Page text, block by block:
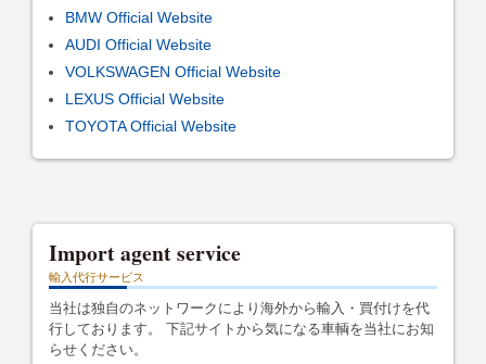
BMW Official Website
AUDI Official Website
VOLKSWAGEN Official Website
LEXUS Official Website
TOYOTA Official Website
Import agent service
輸入代行サービス
当社は独自のネットワークにより海外から輸入・買付けを代
行しております。 下記サイトから気になる車輌を当社にお知
らせください。